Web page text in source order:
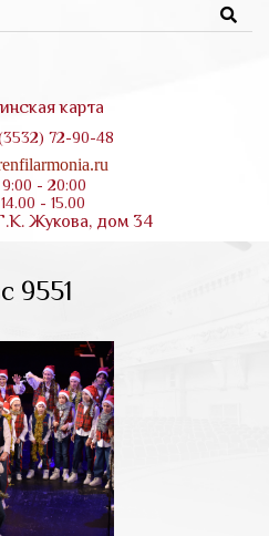
72-90-48
- 20:00
- 15.00
Жукова, дом 34
9551